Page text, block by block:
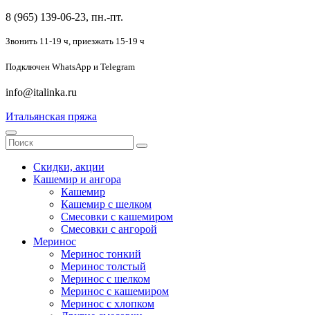
8 (965) 139-06-23, пн.-пт.
Звонить 11-19 ч, приезжать 15-19 ч
Подключен WhatsApp и Telegram
info@italinka.ru
Итальянская пряжа
Скидки, акции
Кашемир и ангора
Кашемир
Кашемир с шелком
Смесовки с кашемиром
Смесовки с ангорой
Меринос
Меринос тонкий
Меринос толстый
Меринос с шелком
Меринос с кашемиром
Меринос с хлопком